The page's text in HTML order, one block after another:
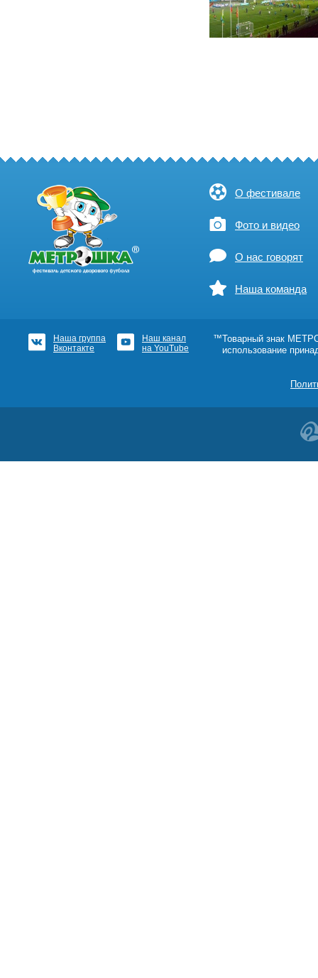
О фестивале
Фото и видео
О нас говорят
Наша команда
Наша группа
Вконтакте
Наш канал
на YouTube
™Товарный знак
использование